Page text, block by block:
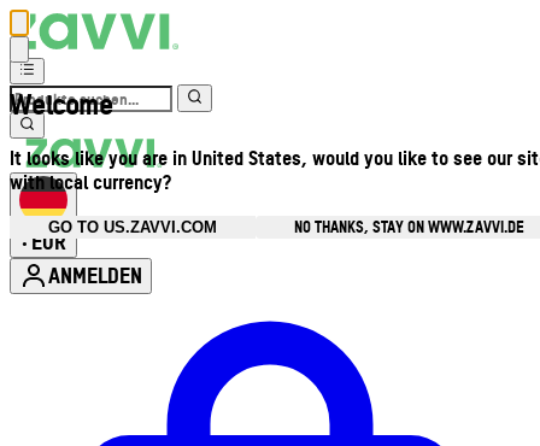
Welcome
It looks like you are in United States, would you like to see our
with local currency?
GO TO US.ZAVVI.COM
NO THANKS, STAY ON WWW.ZAVVI.DE
• EUR
ANMELDEN